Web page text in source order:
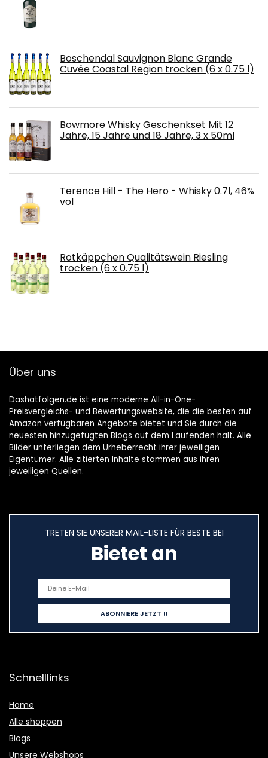
Boschendal Sauvignon Blanc Grande
Cuvée Coastal Region trocken (6 x 0.75 l)
Bowmore Whisky Geschenkset Mit 12
Jahre, 15 Jahre und 18 Jahre, 3 x 50ml
Terence Hill - The Hero - Whisky 0.7l, 46%
vol
Rotkäppchen Qualitätswein Riesling
trocken (6 x 0.75 l)
Über uns
Dashatfolgen.de ist eine moderne All-in-One-
Preisvergleichs- und Bewertungswebsite, die die besten auf
Amazon verfügbaren Angebote bietet und Sie durch die
neuesten hinzugefügten Blogs auf dem Laufenden hält. Alle
Bilder unterliegen dem Urheberrecht ihrer jeweiligen
Eigentümer. Alle zitierten Inhalte stammen aus ihren
jeweiligen Quellen.
TRETEN SIE UNSERER MAIL-LISTE FÜR BESTE BEI
Bietet an
Schnelllinks
Home
Alle shoppen
Blogs
Unsere Webshops